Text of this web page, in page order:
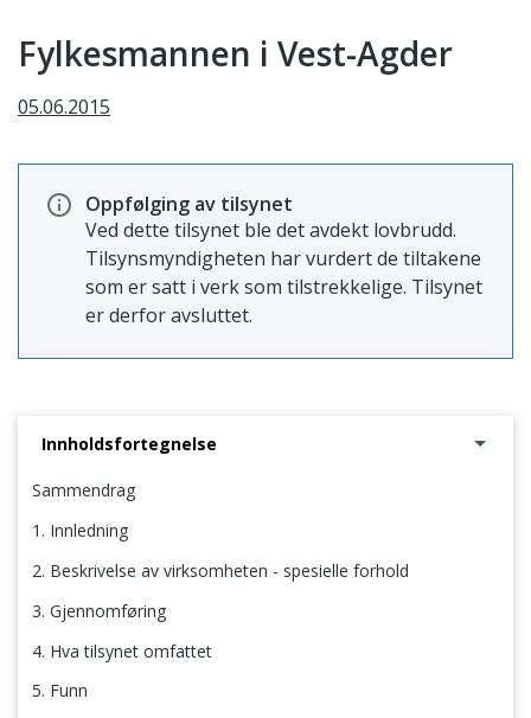
Fylkesmannen i Vest-Agder
05.06.2015
Oppfølging av tilsynet
Ved dette tilsynet ble det avdekt lovbrudd.
Tilsynsmyndigheten har vurdert de tiltakene
som er satt i verk som tilstrekkelige. Tilsynet
er derfor avsluttet.
Innholdsfortegnelse
Sammendrag
1. Innledning
2. Beskrivelse av virksomheten - spesielle forhold
3. Gjennomføring
4. Hva tilsynet omfattet
5. Funn